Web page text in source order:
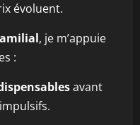
évoluent.
, je m’appuie
:
avant